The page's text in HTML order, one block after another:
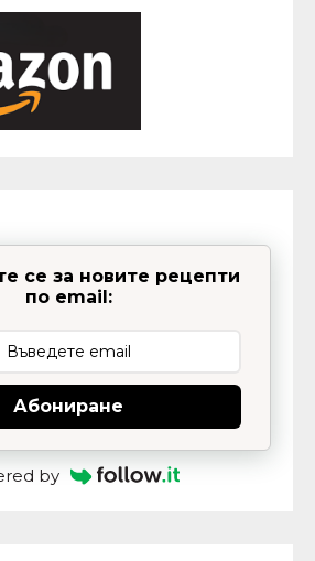
се за новите рецепти
по email:
Абониране
by